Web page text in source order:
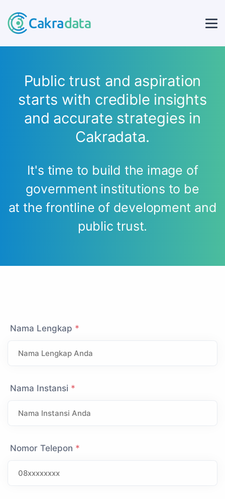
Public trust and aspiration
starts with credible insights
and accurate strategies in
Cakradata.
It's time to build the image of
government institutions to be
at the frontline of development and
public trust.
Nama Lengkap *
Nama Instansi *
Nomor Telepon *